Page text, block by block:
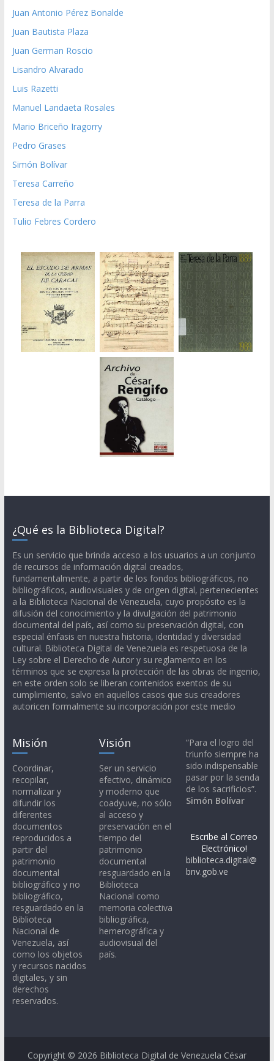
Juan Antonio Pérez Bonalde
Juan Bautista Plaza
Juan German Roscio
Lisandro Alvarado
Luis Razetti
Manuel Landaeta Rosales
Mario Briceño Iragorry
Pedro Grases
Simón Bolívar
Teresa Carreño
Teresa de la Parra
Tulio Febres Cordero
¿Qué es la Biblioteca Digital?
Es un servicio que brinda acceso a los usuarios a un conjunto
de recursos de información digital creados,
fundamentalmente, a partir de los fondos bibliográficos, no
bibliográficos, audiovisuales y de origen digital, pertenecientes
a la Biblioteca Nacional de Venezuela, cuyo propósito es la
difusión del conocimiento y la divulgación del patrimonio
documental del país, así como su preservación digital, con
especial énfasis en nuestra historia, identidad y diversidad
cultural. Biblioteca Digital de Venezuela es respetuosa de la
Ley sobre el Derecho de Autor y su reglamento en los
términos que se expresa la protección de las obras de ingenio,
en este orden solo se liberan contenidos exentos de su
cumplimiento, salvo en aquellos casos que sus creadores
autoricen formalmente su incorporación por este medio
Misión
Coordinar,
recopilar,
normalizar y
difundir los
diferentes
documentos
reproducidos a
partir del
patrimonio
documental
bibliográfico y no
bibliográfico,
resguardado en la
Biblioteca
Nacional de
Venezuela, así
como los objetos
y recursos nacidos
digitales, y sin
derechos
reservados.
Visión
Ser un servicio
efectivo, dinámico
y moderno que
coadyuve, no sólo
al acceso y
preservación en el
tiempo del
patrimonio
documental
resguardado en la
Biblioteca
Nacional como
memoria colectiva
bibliográfica,
hemerográfica y
audiovisual del
país.
“Para el logro del
triunfo siempre ha
sido indispensable
pasar por la senda
de los sacrificios”.
Simón Bolívar
Escribe al Correo
Electrónico!
biblioteca.digital@
bnv.gob.ve
Copyright © 2026 Biblioteca Digital de Venezuela César